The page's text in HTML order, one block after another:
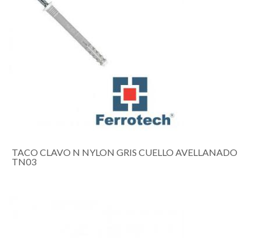
TACO CLAVO N NYLON GRIS CUELLO AVELLANADO
TN03